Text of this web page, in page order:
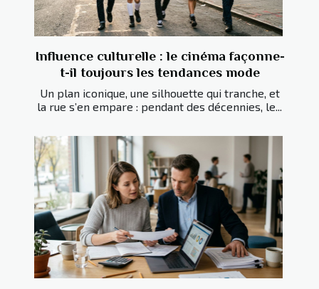
Influence culturelle : le cinéma façonne-
t-il toujours les tendances mode
Un plan iconique, une silhouette qui tranche, et
la rue s’en empare : pendant des décennies, le...